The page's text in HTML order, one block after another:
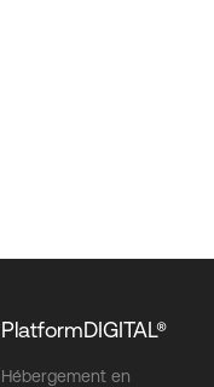
PlatformDIGITAL®
Hébergement en